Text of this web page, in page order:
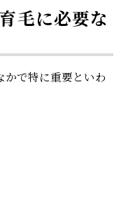
毛に必要な
かで特に重要といわ